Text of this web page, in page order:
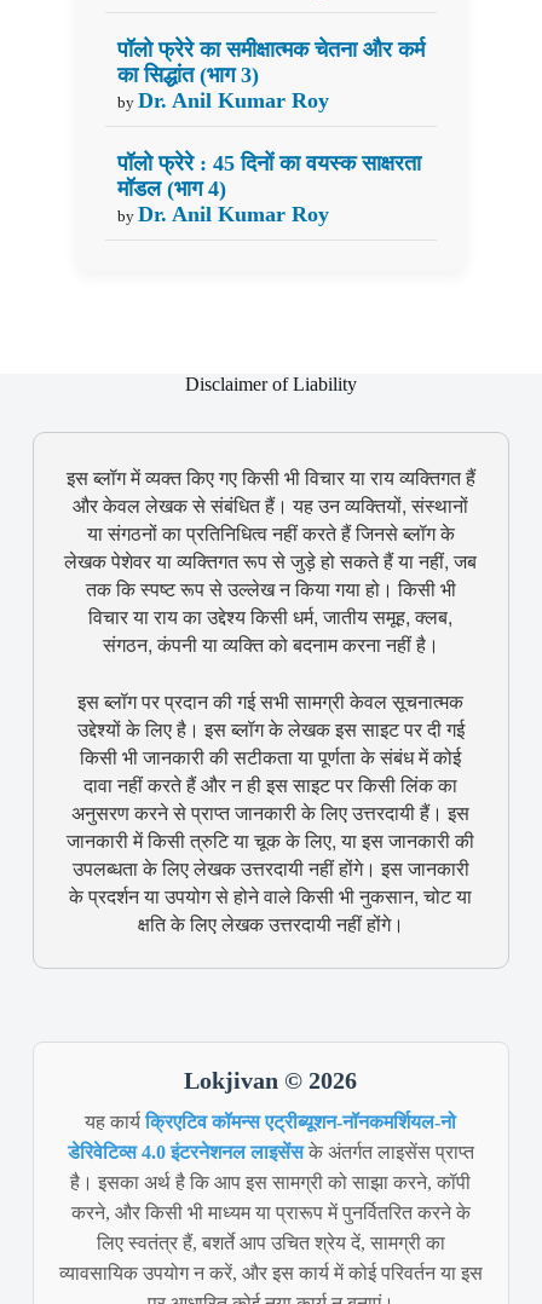
पॉलो फ्रेरे का समीक्षात्मक चेतना और कर्म
का सिद्धांत (भाग 3)
by Dr. Anil Kumar Roy
पॉलो फ्रेरे : 45 दिनों का वयस्क साक्षरता
मॉडल (भाग 4)
by Dr. Anil Kumar Roy
Disclaimer of Liability
इस ब्लॉग में व्यक्त किए गए किसी भी विचार या राय व्यक्तिगत हैं
और केवल लेखक से संबंधित हैं। यह उन व्यक्तियों, संस्थानों
या संगठनों का प्रतिनिधित्व नहीं करते हैं जिनसे ब्लॉग के
लेखक पेशेवर या व्यक्तिगत रूप से जुड़े हो सकते हैं या नहीं, जब
तक कि स्पष्ट रूप से उल्लेख न किया गया हो। किसी भी
विचार या राय का उद्देश्य किसी धर्म, जातीय समूह, क्लब,
संगठन, कंपनी या व्यक्ति को बदनाम करना नहीं है।
इस ब्लॉग पर प्रदान की गई सभी सामग्री केवल सूचनात्मक
उद्देश्यों के लिए है। इस ब्लॉग के लेखक इस साइट पर दी गई
किसी भी जानकारी की सटीकता या पूर्णता के संबंध में कोई
दावा नहीं करते हैं और न ही इस साइट पर किसी लिंक का
अनुसरण करने से प्राप्त जानकारी के लिए उत्तरदायी हैं। इस
जानकारी में किसी त्रुटि या चूक के लिए, या इस जानकारी की
उपलब्धता के लिए लेखक उत्तरदायी नहीं होंगे। इस जानकारी
के प्रदर्शन या उपयोग से होने वाले किसी भी नुकसान, चोट या
क्षति के लिए लेखक उत्तरदायी नहीं होंगे।
Lokjivan © 2026
यह कार्यक्रिएटिव कॉमन्स एट्रीब्यूशन-नॉनकमर्शियल-नो
डेरिवेटिव्स 4.0 इंटरनेशनल लाइसेंसके अंतर्गत लाइसेंस प्राप्त
है। इसका अर्थ है कि आप इस सामग्री को साझा करने, कॉपी
करने, और किसी भी माध्यम या प्रारूप में पुनर्वितरित करने के
लिए स्वतंत्र हैं, बशर्ते आप उचित श्रेय दें, सामग्री का
व्यावसायिक उपयोग न करें, और इस कार्य में कोई परिवर्तन या इस